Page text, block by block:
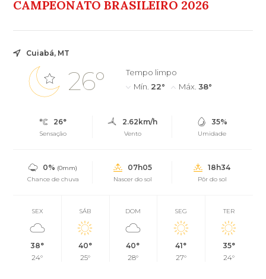
CAMPEONATO BRASILEIRO 2026
Cuiabá, MT
26°
Tempo limpo
Mín. 22° Máx. 38°
26°
Sensação
2.62km/h
Vento
35%
Umidade
0% (0mm)
Chance de chuva
07h05
Nascer do sol
18h34
Pôr do sol
SEX
38°
24°
SÁB
40°
25°
DOM
40°
28°
SEG
41°
27°
TER
35°
24°